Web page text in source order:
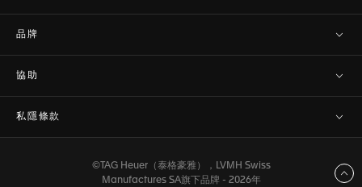
品牌
協助
私隱條款
©TAG Heuer（泰格豪雅），LVMH Swiss
Manufactures SA旗下品牌 - 2026年
返回頂部